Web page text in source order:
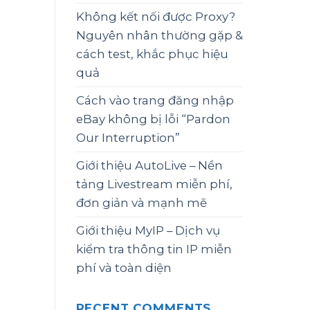
Không kết nối được Proxy?
Nguyên nhân thường gặp &
cách test, khắc phục hiệu
quả
Cách vào trang đăng nhập
eBay không bị lỗi “Pardon
Our Interruption”
Giới thiệu AutoLive – Nền
tảng Livestream miễn phí,
đơn giản và mạnh mẽ
Giới thiệu MyIP – Dịch vụ
kiểm tra thông tin IP miễn
phí và toàn diện